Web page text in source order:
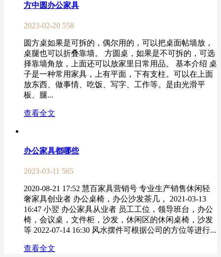
方中圆办公家具
2023-02-20 558
圆方桌如果是可拆的，偶尔用的，可以把桌面帖墙放，
桌腿也可以折叠靠墙。 方圆桌，如果是不可拆的，可选
择靠墙角放，上面还可以放家里日常用品。 基本介绍 桌
子是一种常用家具，上有平面，下有支柱。可以在上面
放东西、做事情、吃饭、写字、工作等。是由光滑平
板、腿...
查看全文
办公家具都哪些
2023-03-11 565
2020-08-21 17:52 慧百家具营销号 专业生产销售休闲轻
奢家具创业者 办公桌椅，办公沙发茶几， 2021-03-13
16:47 小翌 办公家具从业者 员工工位，领导班台，办公
椅，会议桌，文件柜，沙发，休闲区的休闲桌椅，沙发
等 2022-07-14 16:30 风水摆件可根据公司的方位等进行...
查看全文